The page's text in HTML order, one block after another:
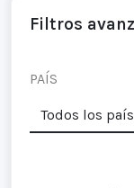
Filtros
PAÍS